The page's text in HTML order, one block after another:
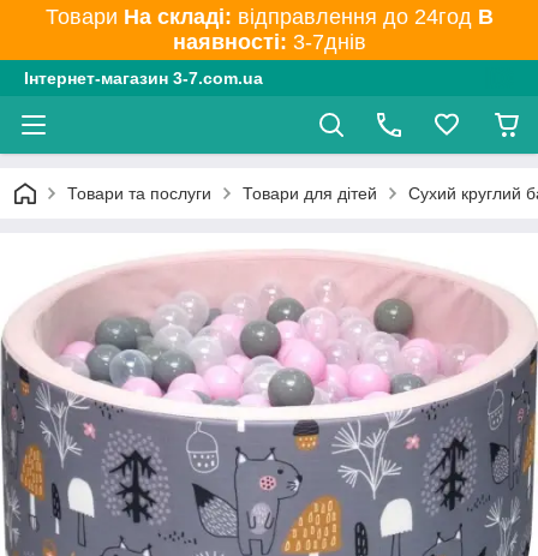
Товари На складі: відправлення до 24год В
наявності: 3-7днів
Інтернет-магазин 3-7.com.ua
Товари та послуги Товари для дітей Сухий круглий